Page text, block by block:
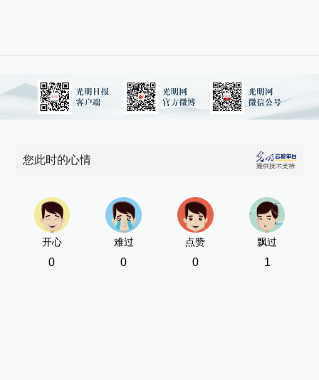
您此时的心情
开心
0
难过
0
点赞
0
飘过
1